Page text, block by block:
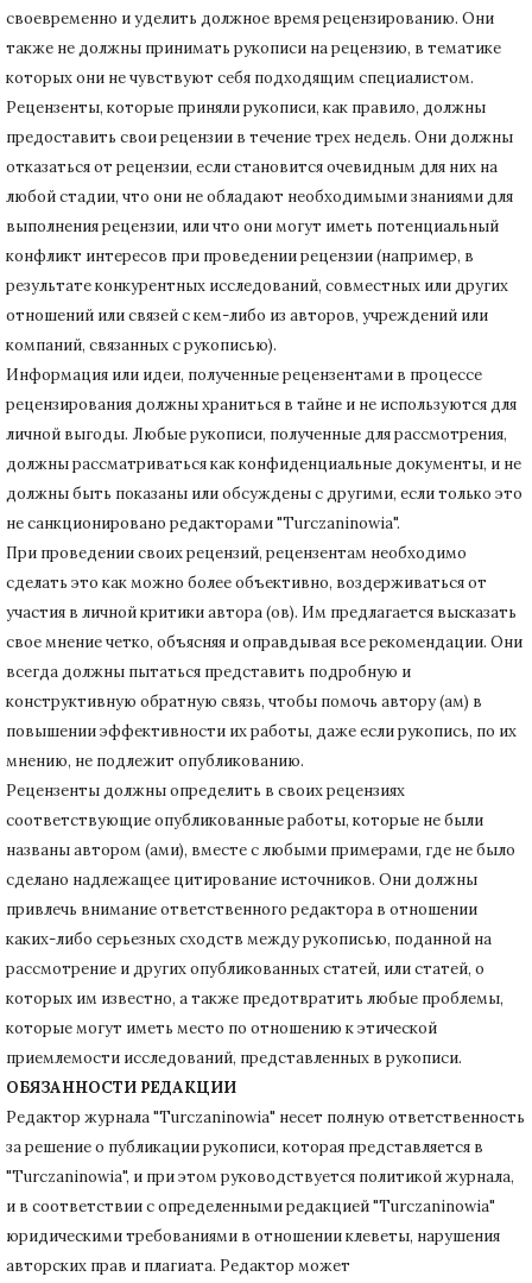
своевременно и уделить должное время рецензированию. Они
также не должны принимать рукописи на рецензию, в тематике
которых они не чувствуют себя подходящим специалистом.
Рецензенты, которые приняли рукописи, как правило, должны
предоставить свои рецензии в течение трех недель. Они должны
отказаться от рецензии, если становится очевидным для них на
любой стадии, что они не обладают необходимыми знаниями для
выполнения рецензии, или что они могут иметь потенциальный
конфликт интересов при проведении рецензии (например, в
результате конкурентных исследований, совместных или других
отношений или связей с кем-либо из авторов, учреждений или
компаний, связанных с рукописью).
Информация или идеи, полученные рецензентами в процессе
рецензирования должны храниться в тайне и не используются для
личной выгоды. Любые рукописи, полученные для рассмотрения,
должны рассматриваться как конфиденциальные документы, и не
должны быть показаны или обсуждены с другими, если только это
не санкционировано редакторами "Turczaninowia".
При проведении своих рецензий, рецензентам необходимо
сделать это как можно более объективно, воздерживаться от
участия в личной критики автора (ов). Им предлагается высказать
свое мнение четко, объясняя и оправдывая все рекомендации. Они
всегда должны пытаться представить подробную и
конструктивную обратную связь, чтобы помочь автору (ам) в
повышении эффективности их работы, даже если рукопись, по их
мнению, не подлежит опубликованию.
Рецензенты должны определить в своих рецензиях
соответствующие опубликованные работы, которые не были
названы автором (ами), вместе с любыми примерами, где не было
сделано надлежащее цитирование источников. Они должны
привлечь внимание ответственного редактора в отношении
каких-либо серьезных сходств между рукописью, поданной на
рассмотрение и других опубликованных статей, или статей, о
которых им известно, а также предотвратить любые проблемы,
которые могут иметь место по отношению к этической
приемлемости исследований, представленных в рукописи.
ОБЯЗАННОСТИ РЕДАКЦИИ
Редактор журнала "Turczaninowia" несет полную ответственность
за решение о публикации рукописи, которая представляется в
"Turczaninowia", и при этом руководствуется политикой журнала,
и в соответствии с определенными редакцией "Turczaninowia"
юридическими требованиями в отношении клеветы, нарушения
авторских прав и плагиата. Редактор может